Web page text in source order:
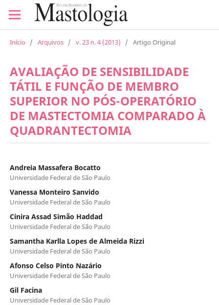
Início / Arquivos / v. 23 n. 4 (2013) / Artigo Original
AVALIAÇÃO DE SENSIBILIDADE
TÁTIL E FUNÇÃO DE MEMBRO
SUPERIOR NO PÓS-OPERATÓRIO
DE MASTECTOMIA COMPARADO À
QUADRANTECTOMIA
Andreia Massafera Bocatto
Universidade Federal de São Paulo
Vanessa Monteiro Sanvido
Universidade Federal de São Paulo
Cinira Assad Simão Haddad
Universidade Federal de São Paulo
Samantha Karlla Lopes de Almeida Rizzi
Universidade Federal de São Paulo
Afonso Celso Pinto Nazário
Universidade Federal de São Paulo
Gil Facina
Universidade Federal de São Paulo